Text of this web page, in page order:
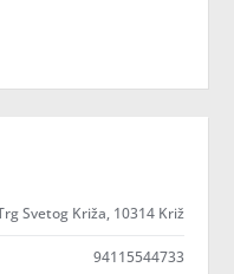
Svetog Križa, 10314 Križ
94115544733